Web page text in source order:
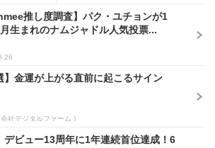
推し度調査】パク・ユチョンが1
生まれのナムジャドル人気投票...
】金運が上がる直前に起こるサイン
社デジタルファーム )
デビュー13周年に1年連続首位達成！6